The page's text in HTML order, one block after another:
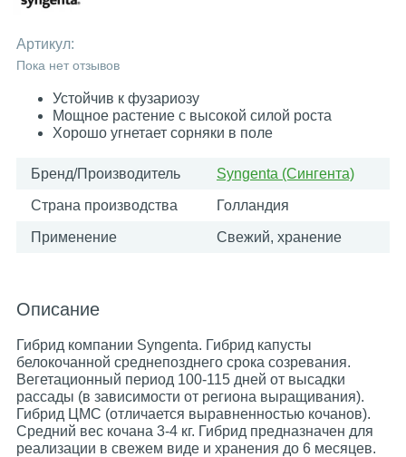
Артикул:
Пока нет отзывов
Устойчив к фузариозу
Мощное растение с высокой силой роста
Хорошо угнетает сорняки в поле
Бренд/Производитель Syngenta (Сингента)
Страна производства Голландия
Применение Свежий, хранение
Описание
Гибрид компании Syngenta. Гибрид капусты
белокочанной среднепозднего срока созревания.
Вегетационный период 100-115 дней от высадки
рассады (в зависимости от региона выращивания).
Гибрид ЦМС (отличается выравненностью кочанов).
Средний вес кочана 3-4 кг. Гибрид предназначен для
реализации в свежем виде и хранения до 6 месяцев.